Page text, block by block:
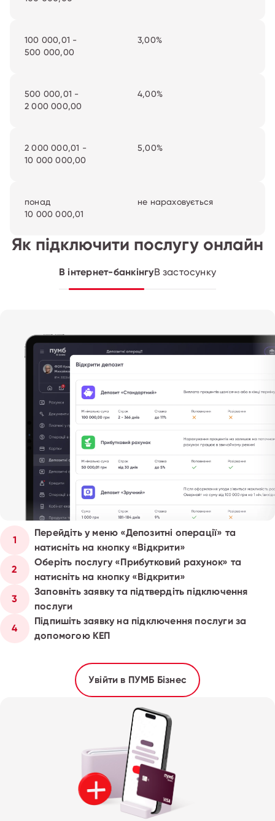
100 000,01 -
500 000,00
3,00%
500 000,01 -
2 000 000,00
4,00%
2 000 000,01 -
10‍ 000 000,00
5,00%
понад
10‍ 000 000,01
не нараховується
Як підключити послугу онлайн
В інтернет-банкінгуВ застосунку
1
Перейдіть у меню «Депозитні операції» та
натисніть на кнопку «Відкрити»
2
Оберіть послугу «Прибутковий рахунок» та
натисніть на кнопку «Відкрити»
3
Заповніть заявку та підтвердіть підключення
послуги
4
Підпишіть заявку на підключення послуги за
допомогою КЕП
Увійти в ПУМБ Бізнес